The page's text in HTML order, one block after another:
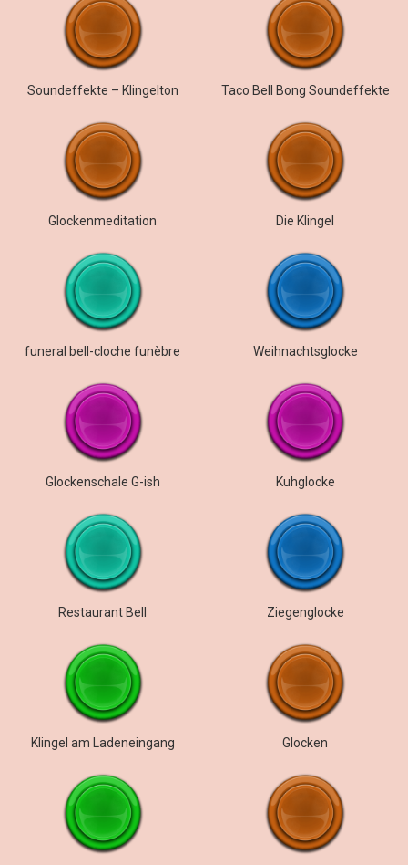
Soundeffekte – Klingelton Taco Bell Bong Soundeffekte
Glockenmeditation Die Klingel
funeral bell-cloche funèbre Weihnachtsglocke
Glockenschale G-ish Kuhglocke
Restaurant Bell Ziegenglocke
Klingel am Ladeneingang Glocken